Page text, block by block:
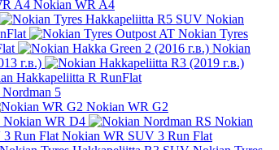
Nokian WR A4
Nokian
Nokian Tyres
Nokian
г.в.)
Hakkapeliitta R RunFlat
5
Nokian WR G2
Nokian WR D4
Nokian
Nokian WR SUV 3 Run Flat